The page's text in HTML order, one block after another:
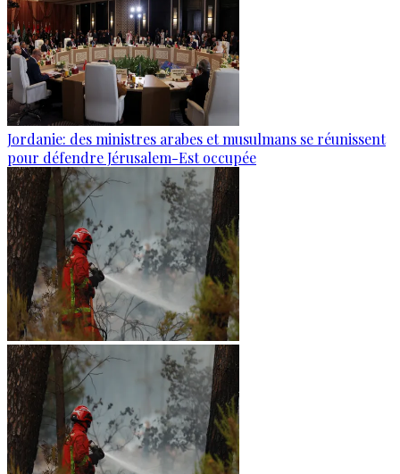
Jordanie: des ministres arabes et musulmans se réunissent
pour défendre Jérusalem-Est occupée